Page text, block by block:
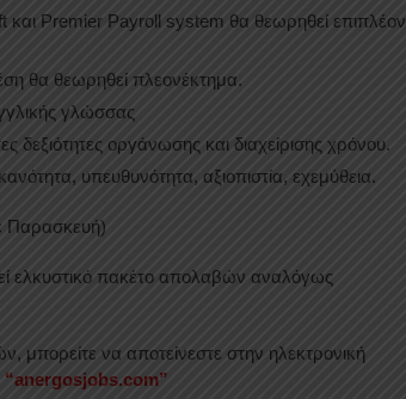
και Premier Payroll system θα θεωρηθεί επιπλέον
θα θεωρηθεί πλεονέκτημα.
γλώσσας
δεξιότητες οργάνωσης και διαχείρισης χρόνου.
υπευθυνότητα, αξιοπιστία, εχεμύθεια.
Παρασκευή)
ελκυστικό πακέτο απολαβών αναλόγως
μπορείτε να αποτείνεστε στην ηλεκτρονική
“anergosjobs.com”